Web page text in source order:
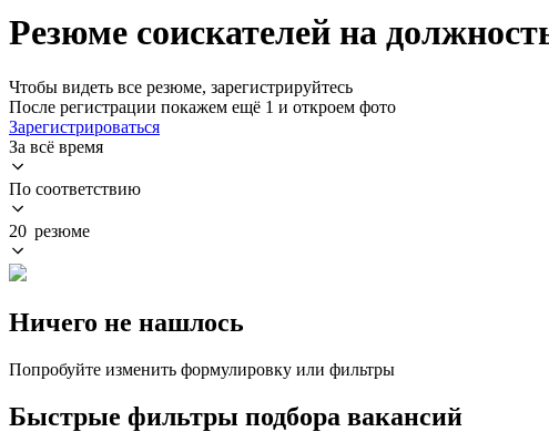
Резюме соискателей на
Чтобы видеть все резюме, зарегистрируйтесь
После регистрации покажем ещё 1 и откроем фото
Зарегистрироваться
За всё время
По соответствию
20 резюме
Ничего не нашлось
Попробуйте изменить формулировку или фильтры
Быстрые фильтры подбора вакансий